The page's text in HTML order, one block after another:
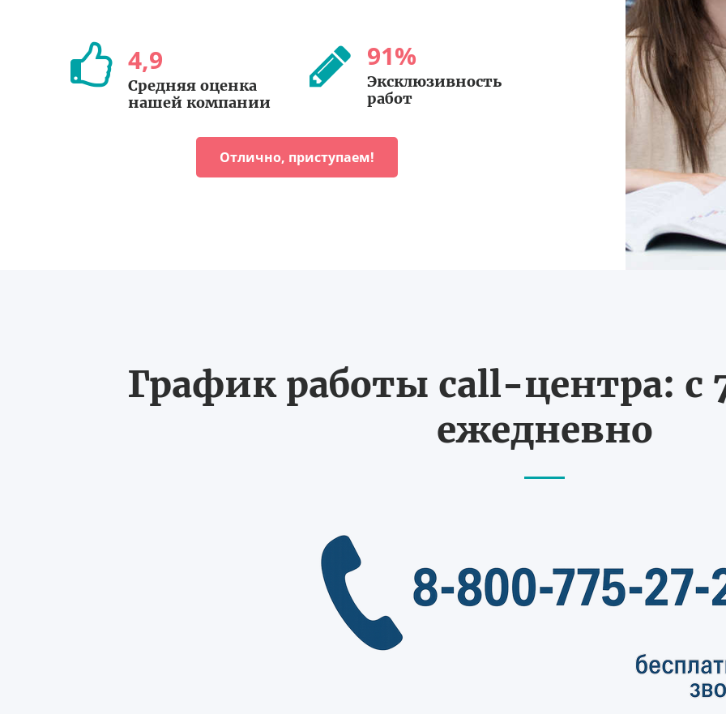
4,9
Средняя оценка
нашей компании
91%
Эксклюзивность
работ
Отлично, приступаем!
График работы call-центра: с
ежедневно